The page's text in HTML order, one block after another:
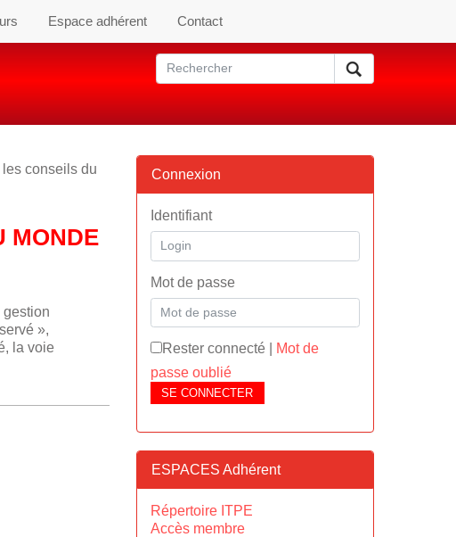
Espace adhérent Contact
conseils du
MONDE
»,
la voie
Connexion
Identifiant
Mot de passe
Rester connecté|
Mot de
passe oublié
SE CONNECTER
ESPACES Adhérent
Répertoire ITPE
Accès membre